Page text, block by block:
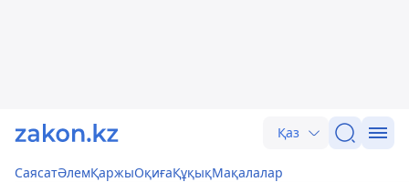
Қаз
СаясатӘлемҚаржыОқиғаҚұқықМақалалар